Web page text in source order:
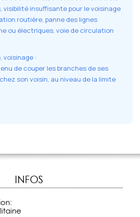
visibilité insuffisante pour le voisinage
routière, panne des lignes
ou électriques, voie de circulation
voisinage :
de couper les branches de ses
son voisin, au niveau de la limite
INFOS